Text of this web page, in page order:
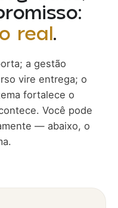
real.
a gestão
vire entrega; o
fortalece o
Você pode
— abaixo, o